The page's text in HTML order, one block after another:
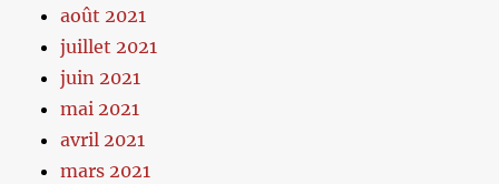
août 2021
juillet 2021
juin 2021
mai 2021
avril 2021
mars 2021